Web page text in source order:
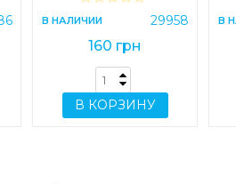
В НАЛИЧИИ 29958
160 грн
В КОРЗИНУ
В